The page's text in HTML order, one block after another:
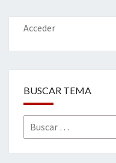
o
k
n
Acceder
BUSCAR TEMA
Buscar
por: